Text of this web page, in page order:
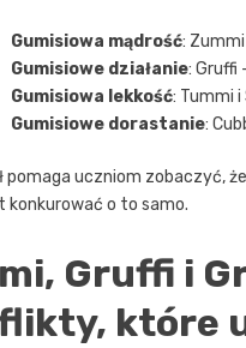
Gumisiowa mądrość:
Gumisiowe działanie: Gruffi
Gumisiowa lekkość: Tummi
Gumisiowe dorastanie:
pomaga uczniom zobaczyć,
konkurować o to samo.
Gruffi i
które